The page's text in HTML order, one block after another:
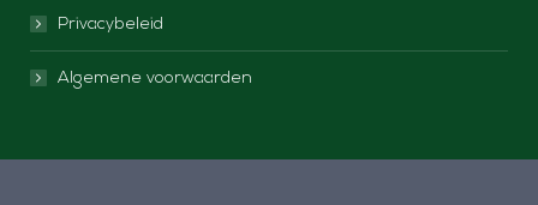
p
e
n
o
p
e
Privacybeleid
Algemene voorwaarden